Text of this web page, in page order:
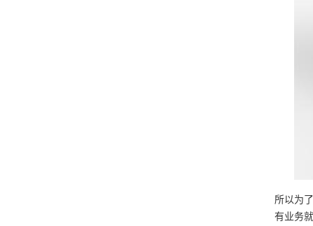
所以为
有业务